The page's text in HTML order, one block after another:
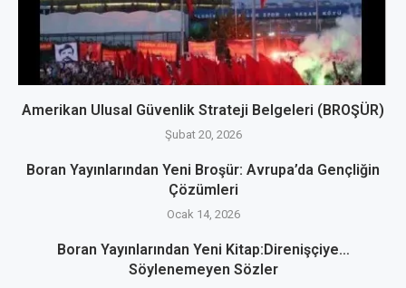
Amerikan Ulusal Güvenlik Strateji Belgeleri (BROŞÜR)
Şubat 20, 2026
Boran Yayınlarından Yeni Broşür: Avrupa’da Gençliğin
Çözümleri
Ocak 14, 2026
Boran Yayınlarından Yeni Kitap:Direnişçiye…
Söylenemeyen Sözler